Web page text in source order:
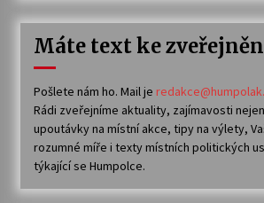
Máte text ke
Pošlete nám ho. Mail je
Rádi zveřejníme aktuality, zajímavosti
upoutávky na místní akce, tipy na výlety,
rozumné míře i texty místních politických
týkající se Humpolce.